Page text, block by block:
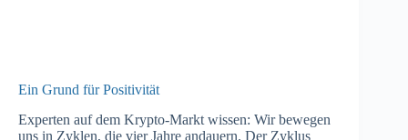
Ein Grund für Positivität
Experten auf dem Krypto-Markt wissen: Wir bewegen
uns in Zyklen, die vier Jahre andauern. Der Zyklus